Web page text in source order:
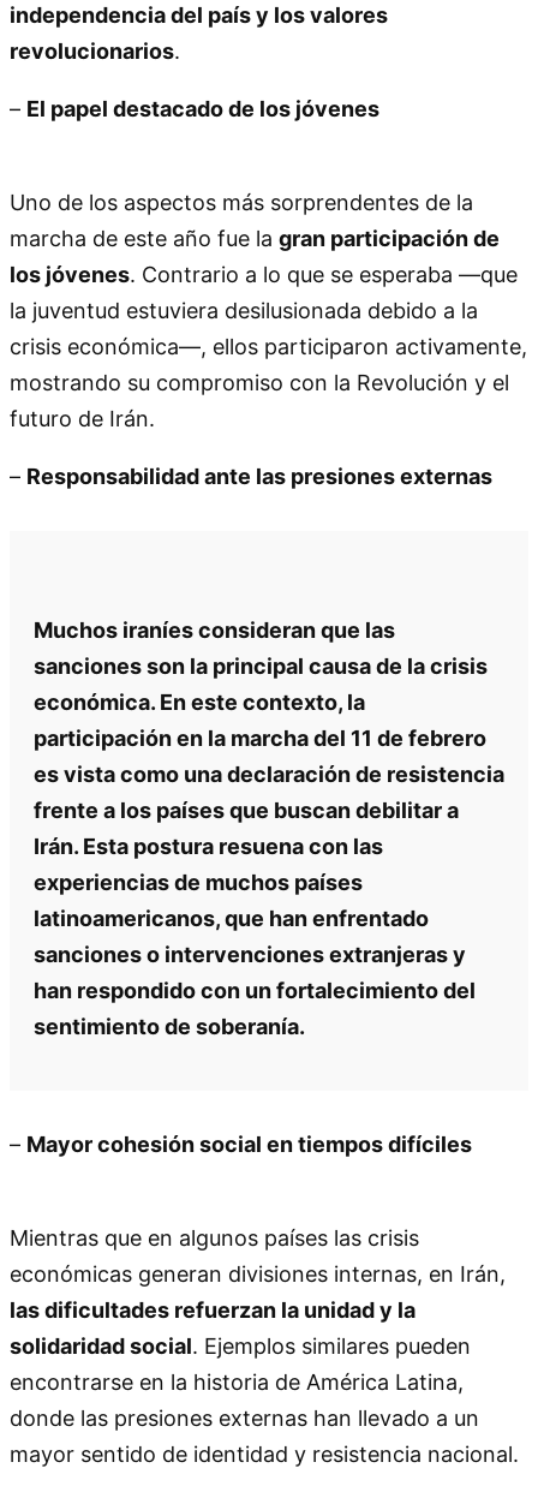
independencia del país y los valores
revolucionarios.
– El papel destacado de los jóvenes
Uno de los aspectos más sorprendentes de la
marcha de este año fue la gran participación de
los jóvenes. Contrario a lo que se esperaba —que
la juventud estuviera desilusionada debido a la
crisis económica—, ellos participaron activamente,
mostrando su compromiso con la Revolución y el
futuro de Irán.
– Responsabilidad ante las presiones externas
Muchos iraníes consideran que las
sanciones son la principal causa de la crisis
económica. En este contexto, la
participación en la marcha del 11 de febrero
es vista como una declaración de resistencia
frente a los países que buscan debilitar a
Irán. Esta postura resuena con las
experiencias de muchos países
latinoamericanos, que han enfrentado
sanciones o intervenciones extranjeras y
han respondido con un fortalecimiento del
sentimiento de soberanía.
– Mayor cohesión social en tiempos difíciles
Mientras que en algunos países las crisis
económicas generan divisiones internas, en Irán,
las dificultades refuerzan la unidad y la
solidaridad social. Ejemplos similares pueden
encontrarse en la historia de América Latina,
donde las presiones externas han llevado a un
mayor sentido de identidad y resistencia nacional.